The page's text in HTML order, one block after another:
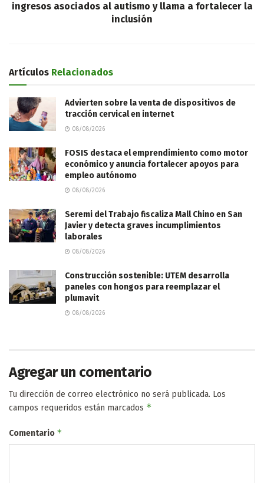
ingresos asociados al autismo y llama a fortalecer la
inclusión
Artículos Relacionados
Advierten sobre la venta de dispositivos de
tracción cervical en internet
08/08/2026
FOSIS destaca el emprendimiento como motor
económico y anuncia fortalecer apoyos para
empleo autónomo
08/08/2026
Seremi del Trabajo fiscaliza Mall Chino en San
Javier y detecta graves incumplimientos
laborales
08/08/2026
Construcción sostenible: UTEM desarrolla
paneles con hongos para reemplazar el
plumavit
08/08/2026
Agregar un comentario
Tu dirección de correo electrónico no será publicada. Los
campos requeridos están marcados *
Comentario *